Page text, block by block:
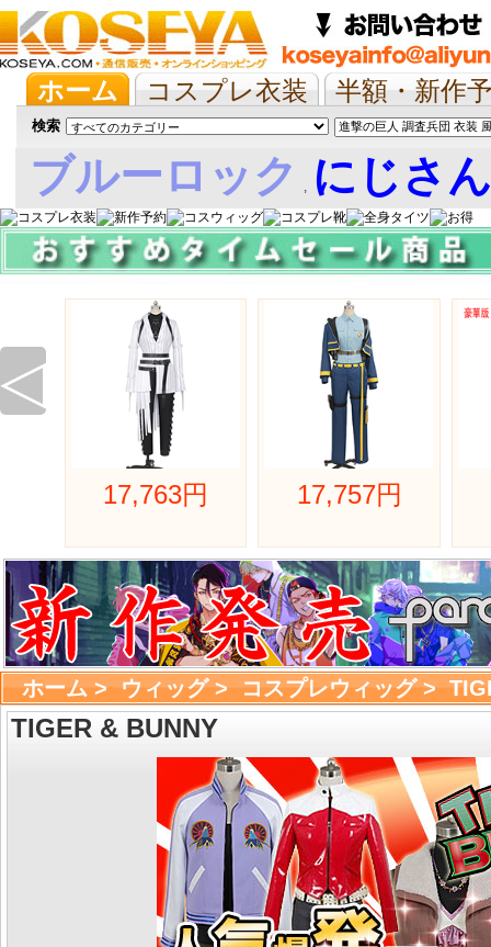
ホーム コスプレ衣装
半額・新作
抱き枕/布団/シーツ
ツイステ ウマ
検索
ブルーロック , にじさ
娘
◁
17,763円 17,757円
ホーム> ウィッグ> コスプレウィッグ>
TIGER & BUNNY